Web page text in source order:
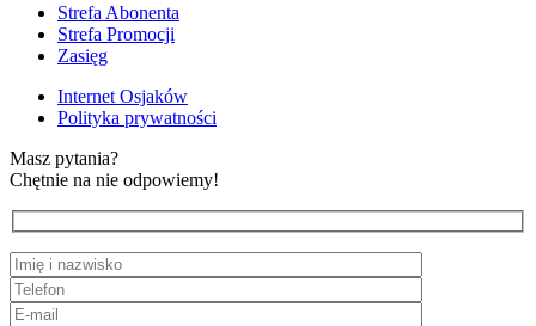
Strefa Abonenta
Strefa Promocji
Zasięg
Internet Osjaków
Polityka prywatności
Masz pytania?
Chętnie na nie odpowiemy!